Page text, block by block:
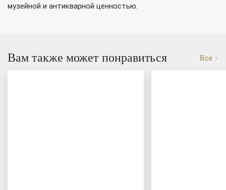
музейной и антикварной ценностью.
Вам также может понравиться Все